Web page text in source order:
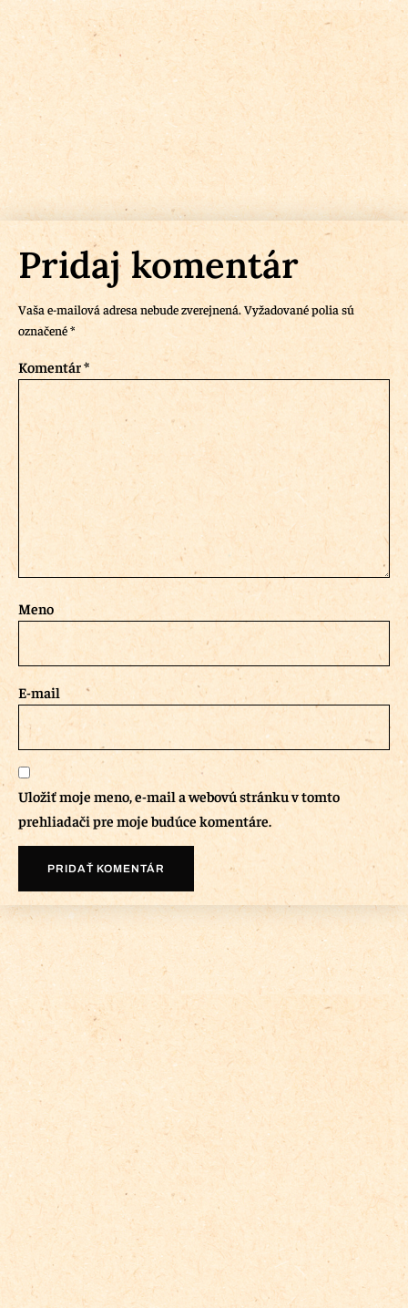
Pridaj komentár
Vaša e-mailová adresa nebude zverejnená.Vyžadované polia sú
označené*
Komentár*
Meno
E-mail
Uložiť moje meno, e-mail a webovú stránku v tomto
prehliadači pre moje budúce komentáre.